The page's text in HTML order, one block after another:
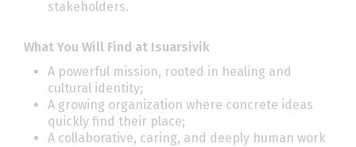
stakeholders.
What You Will Find at Isuarsivik
A powerful mission, rooted in healing and
cultural identity;
A growing organization where concrete ideas
quickly find their place;
A collaborative, caring, and deeply human work